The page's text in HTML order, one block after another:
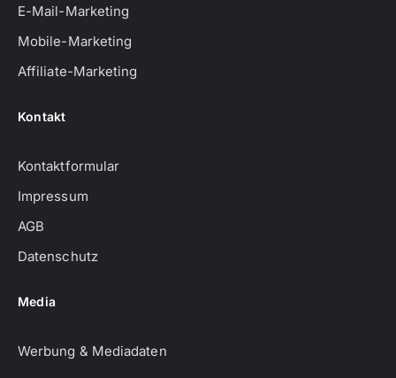
E-Mail-Marketing
Mobile-Marketing
Affiliate-Marketing
Kontakt
Kontaktformular
Impressum
AGB
Datenschutz
Media
Werbung & Mediadaten